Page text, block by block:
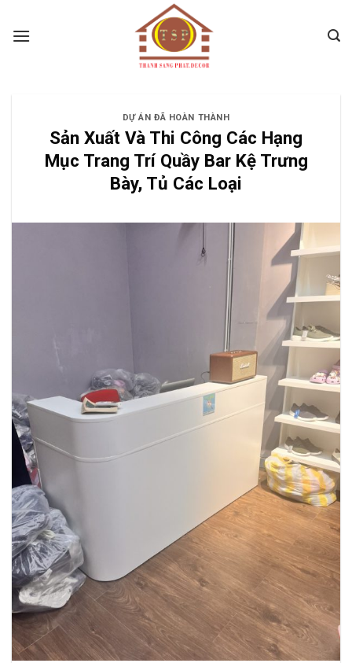
DỰ ÁN ĐÃ HOÀN THÀNH
Sản Xuất Và Thi Công Các Hạng
Mục Trang Trí Quầy Bar Kệ Trưng
Bày, Tủ Các Loại